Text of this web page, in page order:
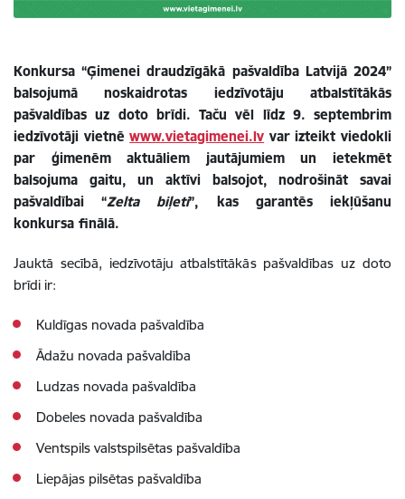
Konkursa “Ģimenei draudzīgākā pašvaldība Latvijā 2024”
balsojumā noskaidrotas iedzīvotāju atbalstītākās
pašvaldības uz doto brīdi. Taču vēl līdz 9. septembrim
iedzīvotāji vietnēwww.vietagimenei.lv var izteikt viedokli
par ģimenēm aktuāliem jautājumiem un ietekmēt
balsojuma gaitu, un aktīvi balsojot, nodrošināt savai
pašvaldībai “Zelta biļeti”, kas garantēs iekļūšanu
konkursa finālā.
Jauktā secībā, iedzīvotāju atbalstītākās pašvaldības uz doto
brīdi ir:
Kuldīgas novada pašvaldība
Ādažu novada pašvaldība
Ludzas novada pašvaldība
Dobeles novada pašvaldība
Ventspils valstspilsētas pašvaldība
Liepājas pilsētas pašvaldība